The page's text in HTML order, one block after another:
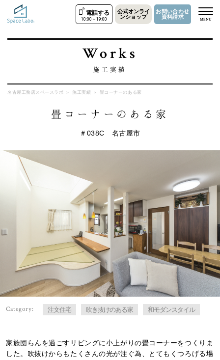
電話する
10:00～19:00
公式オンライ
ンショップ
お問い合わせ
資料請求
MENU
Works
施工実績
名古屋工務店スペースラボ ＞ 施工実績 ＞ 畳コーナーのある家
畳コーナーのある家
＃038C 名古屋市
Category: 注文住宅 吹き抜けのある家 和モダンスタイル
家族団らんを過ごすリビングに小上がりの畳コーナーをつくりま
した。吹抜けからもたくさんの光が注ぐ為、とてもくつろげる場